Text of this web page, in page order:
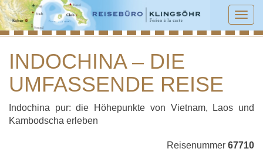
INDOCHINA – DIE UMFASSENDE REISE
INDOCHINA – DIE
UMFASSENDE REISE
Indochina pur: die Höhepunkte von Vietnam, Laos und
Kambodscha erleben
Reisenummer 67710